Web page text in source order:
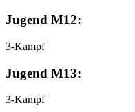
Jugend M12:
3-Kampf
Jugend M13:
3-Kampf